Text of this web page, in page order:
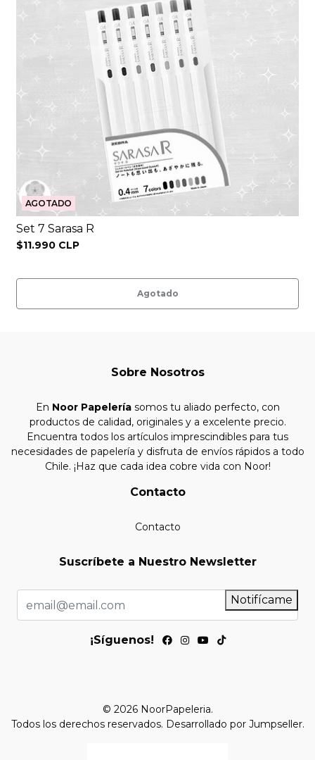
AGOTADO
Set 7 Sarasa R
$11.990 CLP
Agotado
Sobre Nosotros
En Noor Papeleríasomos tu aliado perfecto, con
productos de calidad, originales y a excelente precio.
Encuentra todos los artículos imprescindibles para tus
necesidades de papelería y disfruta de envíos rápidos a todo
Chile. ¡Haz que cada idea cobre vida con Noor!
Contacto
Contacto
Suscríbete a Nuestro Newsletter
Notifícame
¡Síguenos!
© 2026 NoorPapeleria.
Todos los derechos reservados. Desarrollado por Jumpseller.